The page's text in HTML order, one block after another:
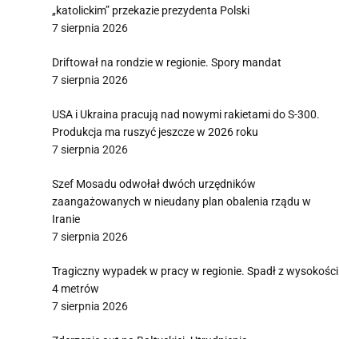
„katolickim” przekazie prezydenta Polski
7 sierpnia 2026
Driftował na rondzie w regionie. Spory mandat
7 sierpnia 2026
USA i Ukraina pracują nad nowymi rakietami do S-300.
Produkcja ma ruszyć jeszcze w 2026 roku
7 sierpnia 2026
Szef Mosadu odwołał dwóch urzędników
zaangażowanych w nieudany plan obalenia rządu w
Iranie
7 sierpnia 2026
Tragiczny wypadek w pracy w regionie. Spadł z wysokości
4 metrów
7 sierpnia 2026